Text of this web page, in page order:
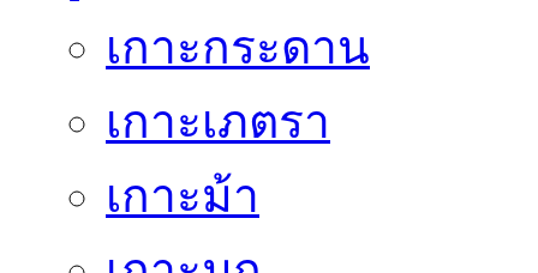
เกาะกระดาน
เกาะเภตรา
เกาะม้า